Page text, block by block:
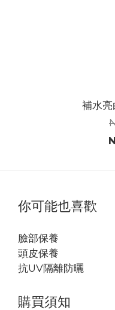
補水
你可能也喜歡
臉部保養
頭皮保養
抗UV隔離防曬
購買須知